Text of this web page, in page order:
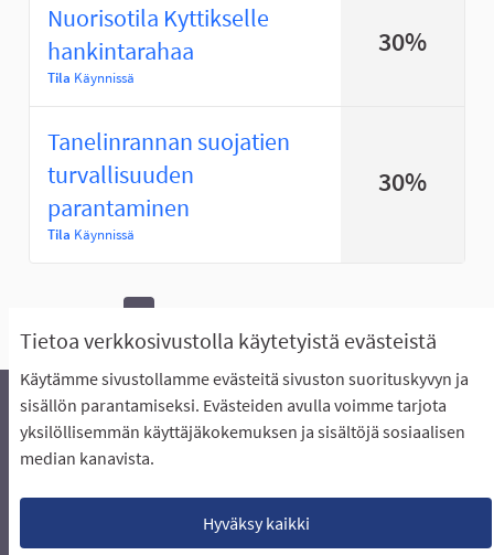
Tietoa verkkosivustolla käytetyistä evästeistä
Käytämme sivustollamme evästeitä sivuston suorituskyvyn ja
sisällön parantamiseksi. Evästeiden avulla voimme tarjota
yksilöllisemmän käyttäjäkokemuksen ja sisältöjä sosiaalisen
median kanavista.
Hyväksy kaikki
Nuorisotila Kyttikselle
hankintarahaa
Tila Käynnissä
30%
Tanelinrannan suojatien
turvallisuuden
parantaminen
Tila Käynnissä
30%
1
Äänestyksen pikaohjeet
Usein kysytyt kysymykset
Näin äänestät Asukasbudjetissa
Lataa avoimet datatiedostot
Evästeasetukset